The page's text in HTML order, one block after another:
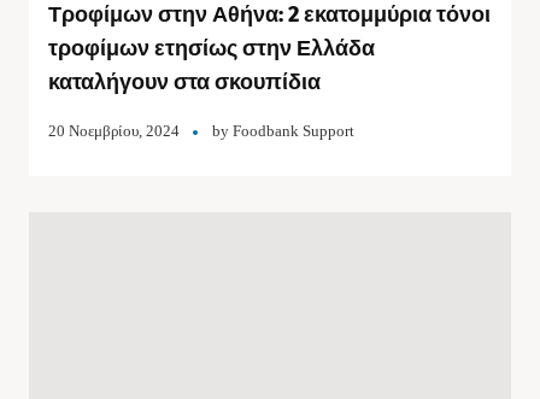
Τροφίμων στην Αθήνα: 2 εκατομμύρια τόνοι
τροφίμων ετησίως στην Ελλάδα
καταλήγουν στα σκουπίδια
20 Νοεμβρίου, 2024 by Foodbank Support